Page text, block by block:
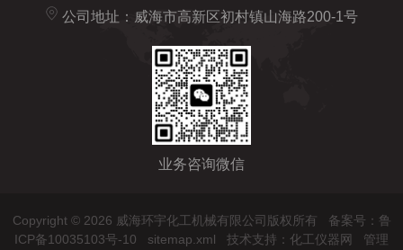
公司地址：威海市高新区初村镇山海路200-1号
业务咨询微信
Copyright © 2026 威海环宇化工机械有限公司版权所有 备案号：鲁
ICP备10035103号-10
sitemap.xml 技术支持： 化工仪器网 管理